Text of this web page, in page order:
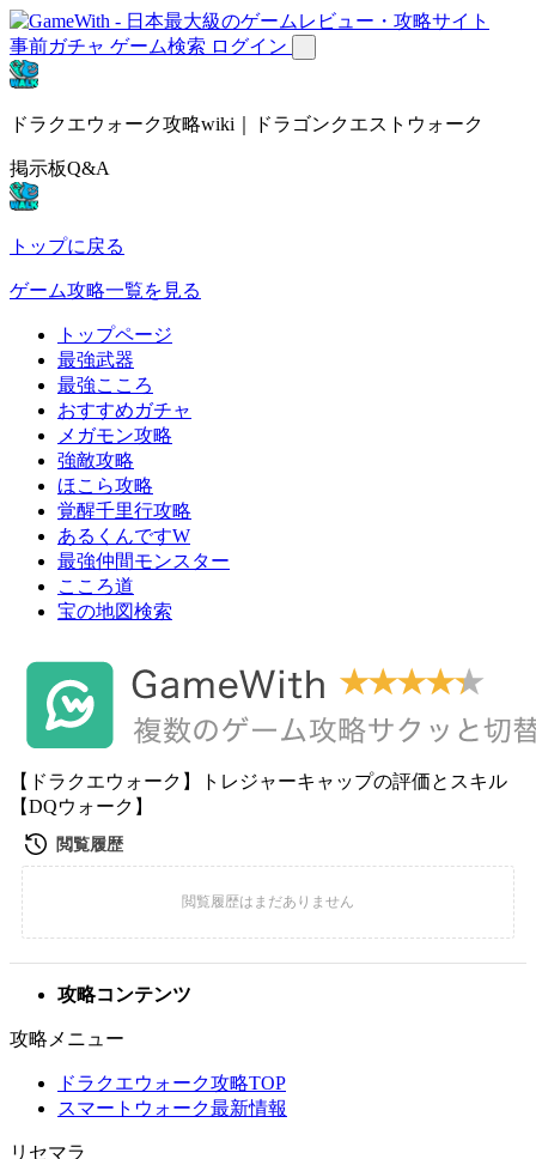
事前ガチャ ゲーム検索 ログイン
ドラクエウォーク攻略wiki｜ドラゴンクエストウォーク
掲示板Q&A
トップに戻る
ゲーム攻略一覧を見る
トップページ
最強武器
最強こころ
おすすめガチャ
メガモン攻略
強敵攻略
ほこら攻略
覚醒千里行攻略
あるくんですW
最強仲間モンスター
こころ道
宝の地図検索
【ドラクエウォーク】トレジャーキャップの評価とスキル
【DQウォーク】
攻略コンテンツ
攻略メニュー
ドラクエウォーク攻略TOP
スマートウォーク最新情報
リセマラ